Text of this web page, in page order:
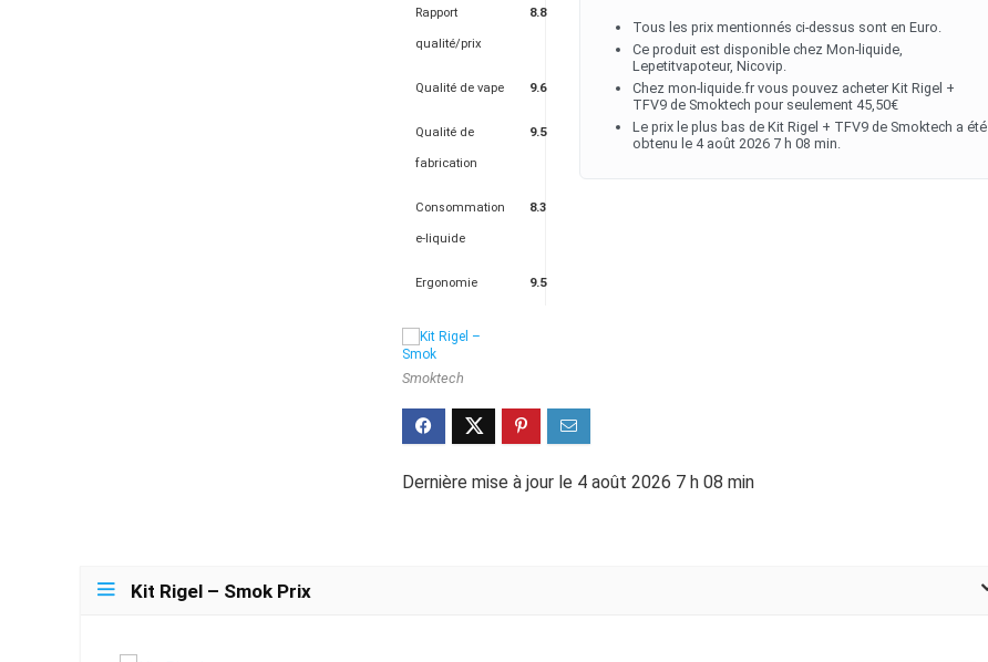
Rapport
qualité/prix
8.8
Qualité de vape 9.6
Qualité de
fabrication
9.5
Consommation
e-liquide
8.3
Ergonomie 9.5
Tous les prix mentionnés ci-dessus sont en Euro.
Ce produit est disponible chez Mon-liquide,
Lepetitvapoteur, Nicovip.
Chez mon-liquide.fr vous pouvez acheter Kit Rigel +
TFV9 de Smoktech pour seulement 45,50€
Le prix le plus bas de Kit Rigel + TFV9 de Smoktech a été
obtenu le 4 août 2026 7 h 08 min.
Smoktech
Dernière mise à jour le 4 août 2026 7 h 08 min
Kit Rigel – Smok Prix